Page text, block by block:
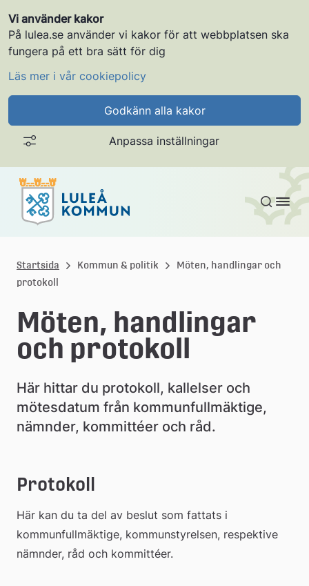
Vi använder kakor
På lulea.se använder vi kakor för att webbplatsen ska
fungera på ett bra sätt för dig
Läs mer i vår cookiepolicy
Godkänn alla kakor
Anpassa inställningar
Gå till innehållet
u
l
e
å
k
o
m
u
n
Startsida Kommun & politik
Möten, handlingar och
protokoll
Möten, handlingar
och protokoll
Här hittar du protokoll, kallelser och
mötesdatum från kommunfullmäktige,
nämnder, kommittéer och råd.
Protokoll
Här kan du ta del av beslut som fattats i
kommunfullmäktige, kommunstyrelsen, respektive
nämnder, råd och kommittéer.